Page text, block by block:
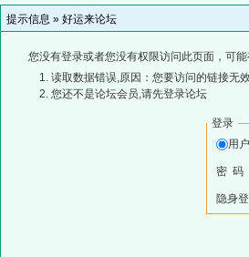
提示信息 » 好运来论坛
您没有登录或者您没有权限访问此页面，可
读取数据错误,原因：您要访问的链接无
您还不是论坛会员,请先登录论坛
登录
用
密 码
隐身